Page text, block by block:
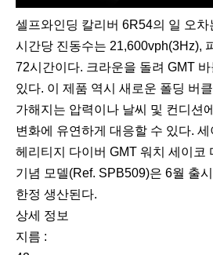
셀프와인딩 칼리버 6R54의 일 오차
시간당 진동수는 21,600vph(3Hz),
72시간이다. 크라운을 돌려 GMT
있다. 이 제품 역시 새로운 폴딩 버
가해지는 압력이나 날씨 및 컨디션
변화에 유연하게 대응할 수 있다.
헤리티지 다이버 GMT 워치 세이코
기념 모델(Ref. SPB509)은 6월 출
한정 생산된다.
상세 정보
지름 :